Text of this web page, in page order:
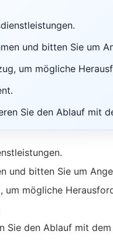
und bitten Sie um
um mögliche
Sie den Ablauf mit
und bitten Sie um
um mögliche
Sie den Ablauf mit